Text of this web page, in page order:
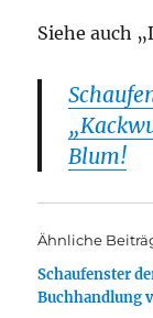
Siehe auch
Blum!
Ähnliche
Schaufenster
Buchhandlung